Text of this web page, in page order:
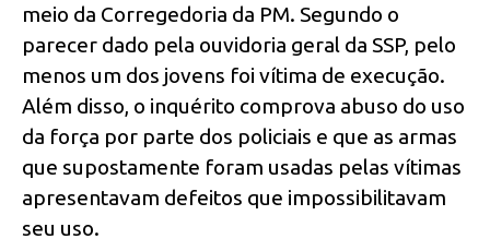
meio da Corregedoria da PM. Segundo o
parecer dado pela ouvidoria geral da SSP, pelo
menos um dos jovens foi vítima de execução.
Além disso, o inquérito comprova abuso do uso
da força por parte dos policiais e que as armas
que supostamente foram usadas pelas vítimas
apresentavam defeitos que impossibilitavam
seu uso.